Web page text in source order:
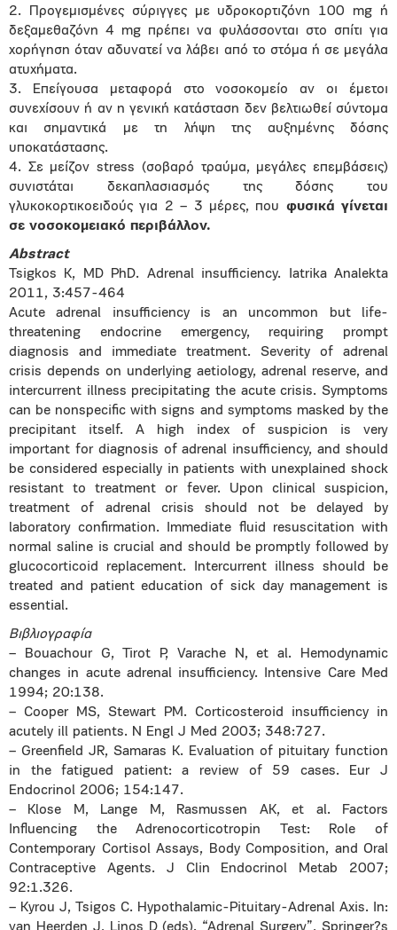
2. Προγεμισμένες σύριγγες με υδροκορτιζόνη 100 mg ή
δεξαμεθαζόνη 4 mg πρέπει να φυλάσσονται στο σπίτι για
χορήγηση όταν αδυνατεί να λάβει από το στόμα ή σε μεγάλα
ατυχήματα.
3. Επείγουσα μεταφορά στο νοσοκομείο αν οι έμετοι
συνεχίσουν ή αν η γενική κατάσταση δεν βελτιωθεί σύντομα
και σημαντικά με τη λήψη της αυξημένης δόσης
υποκατάστασης.
4. Σε μείζον stress (σοβαρό τραύμα, μεγάλες επεμβάσεις)
συνιστάται δεκαπλασιασμός της δόσης του
γλυκοκορτικοειδούς για 2 – 3 μέρες, που φυσικά γίνεται
σε νοσοκομειακό περιβάλλον.
Abstract
Tsigkos K, MD PhD. Adrenal insufficiency. Iatrika Analekta
2011, 3:457-464
Acute adrenal insufficiency is an uncommon but life-
threatening endocrine emergency, requiring prompt
diagnosis and immediate treatment. Severity of adrenal
crisis depends on underlying aetiology, adrenal reserve, and
intercurrent illness precipitating the acute crisis. Symptoms
can be nonspecific with signs and symptoms masked by the
precipitant itself. A high index of suspicion is very
important for diagnosis of adrenal insufficiency, and should
be considered especially in patients with unexplained shock
resistant to treatment or fever. Upon clinical suspicion,
treatment of adrenal crisis should not be delayed by
laboratory confirmation. Immediate fluid resuscitation with
normal saline is crucial and should be promptly followed by
glucocorticoid replacement. Intercurrent illness should be
treated and patient education of sick day management is
essential.
Bιβλιογραφία
– Bouachour G, Tirot P, Varache N, et al. Hemodynamic
changes in acute adrenal insufficiency. Intensive Care Med
1994; 20:138.
– Cooper MS, Stewart PM. Corticosteroid insufficiency in
acutely ill patients. N Engl J Med 2003; 348:727.
– Greenfield JR, Samaras K. Evaluation of pituitary function
in the fatigued patient: a review of 59 cases. Eur J
Endocrinol 2006; 154:147.
– Klose M, Lange M, Rasmussen AK, et al. Factors
Influencing the Adrenocorticotropin Test: Role of
Contemporary Cortisol Assays, Body Composition, and Oral
Contraceptive Agents. J Clin Endocrinol Metab 2007;
92:1.326.
– Kyrou J, Tsigos C. Hypothalamic-Pituitary-Adrenal Axis. In: